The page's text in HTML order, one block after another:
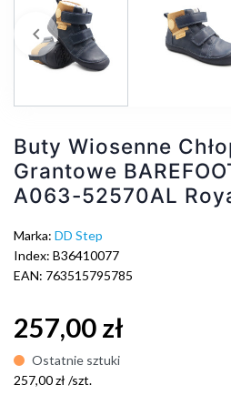
Poprzedni
keyboard_arrow_left
Buty Wiosenne
Grantowe
A063-52570AL
Marka: DD Step
Index: B36410077
EAN: 763515795785
257,00 zł
Ostatnie sztuki
257,00 zł /szt.